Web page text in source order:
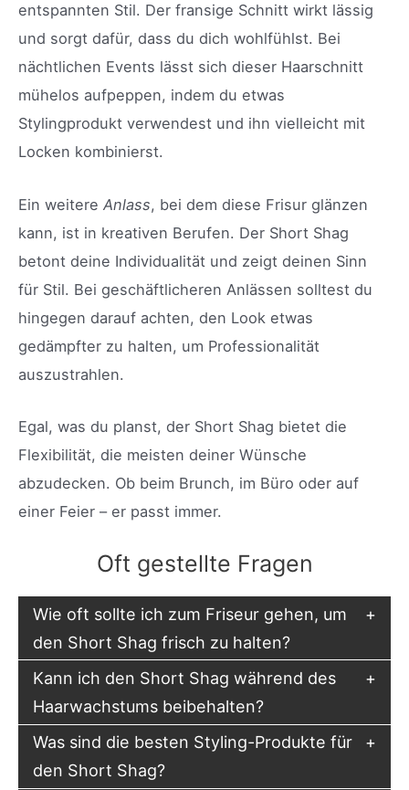
entspannten Stil. Der fransige Schnitt wirkt lässig
und sorgt dafür, dass du dich wohlfühlst. Bei
nächtlichen Events lässt sich dieser Haarschnitt
mühelos aufpeppen, indem du etwas
Stylingprodukt verwendest und ihn vielleicht mit
Locken kombinierst.
Ein weitere Anlass, bei dem diese Frisur glänzen
kann, ist in kreativen Berufen. Der Short Shag
betont deine Individualität und zeigt deinen Sinn
für Stil. Bei geschäftlicheren Anlässen solltest du
hingegen darauf achten, den Look etwas
gedämpfter zu halten, um Professionalität
auszustrahlen.
Egal, was du planst, der Short Shag bietet die
Flexibilität, die meisten deiner Wünsche
abzudecken. Ob beim Brunch, im Büro oder auf
einer Feier – er passt immer.
Oft gestellte Fragen
Wie oft sollte ich zum Friseur gehen, um
den Short Shag frisch zu halten?
Kann ich den Short Shag während des
Haarwachstums beibehalten?
Was sind die besten Styling-Produkte für
den Short Shag?